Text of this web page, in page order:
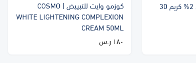
FUCIDIN | فيوسيدين 2% كريم 30
كوزمو وايت للتبييض | COSMO
WHITE LIGHTENING COMPLEXION
CREAM 50ML
١٨٠ ر.س